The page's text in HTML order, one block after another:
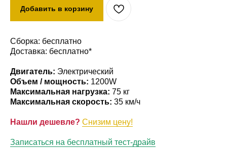
Добавить в корзину
Сборка: бесплатно
Доставка: бесплатно*
Двигатель: Электрический
Объем / мощность: 1200W
Максимальная нагрузка: 75 кг
Максимальная скорость: 35 км/ч
Нашли дешевле? Снизим цену!
Записаться на бесплатный тест-драйв